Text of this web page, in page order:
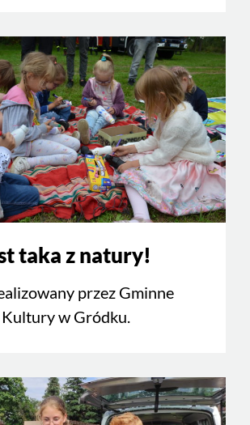
taka z natury!
przez Gminne
w Gródku.